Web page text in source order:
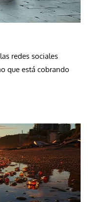
redes sociales
que está cobrando